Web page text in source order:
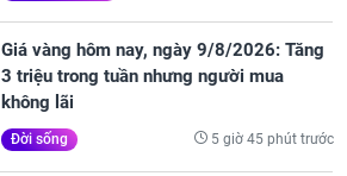
Giá vàng hôm nay, ngày 9/8/2026: Tăng
3 triệu trong tuần nhưng người mua
không lãi
Đời sống 5 giờ 45 phút trước